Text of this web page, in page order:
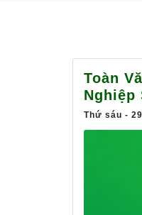
Toàn
Nghiệp
Thứ sáu -